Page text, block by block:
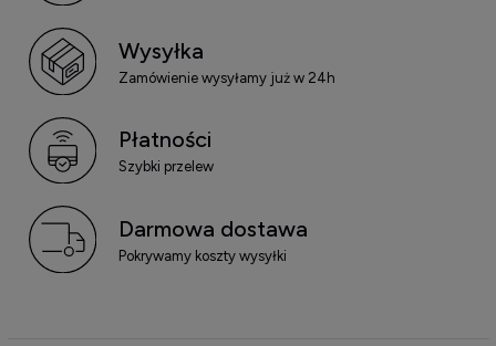
Wysyłka
Zamówienie wysyłamy już w 24h
Płatności
Szybki przelew
Darmowa dostawa
Pokrywamy koszty wysyłki